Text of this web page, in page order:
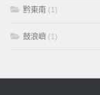
黔東南 (1)
鼓浪嶼 (1)